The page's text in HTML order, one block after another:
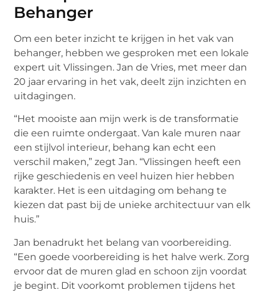
Behanger
Om een beter inzicht te krijgen in het vak van
behanger, hebben we gesproken met een lokale
expert uit Vlissingen. Jan de Vries, met meer dan
20 jaar ervaring in het vak, deelt zijn inzichten en
uitdagingen.
“Het mooiste aan mijn werk is de transformatie
die een ruimte ondergaat. Van kale muren naar
een stijlvol interieur, behang kan echt een
verschil maken,” zegt Jan. “Vlissingen heeft een
rijke geschiedenis en veel huizen hier hebben
karakter. Het is een uitdaging om behang te
kiezen dat past bij de unieke architectuur van elk
huis.”
Jan benadrukt het belang van voorbereiding.
“Een goede voorbereiding is het halve werk. Zorg
ervoor dat de muren glad en schoon zijn voordat
je begint. Dit voorkomt problemen tijdens het